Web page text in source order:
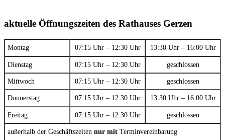
aktuelle Öffnungszeiten des Rathauses Gerzen
Montag 07:15 Uhr – 12:30 Uhr 13:30 Uhr – 16:00 Uhr
Dienstag 07:15 Uhr – 12:30 Uhr geschlossen
Mittwoch 07:15 Uhr – 12:30 Uhr geschlossen
Donnerstag 07:15 Uhr – 12:30 Uhr 13:30 Uhr – 16:00 Uhr
Freitag 07:15 Uhr – 12:30 Uhr geschlossen
außerhalb der Geschäftszeiten nur mit Terminvereinbarung